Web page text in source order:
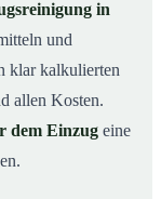
in
und
klar kalkulierten
allen Kosten.
dem Einzug eine